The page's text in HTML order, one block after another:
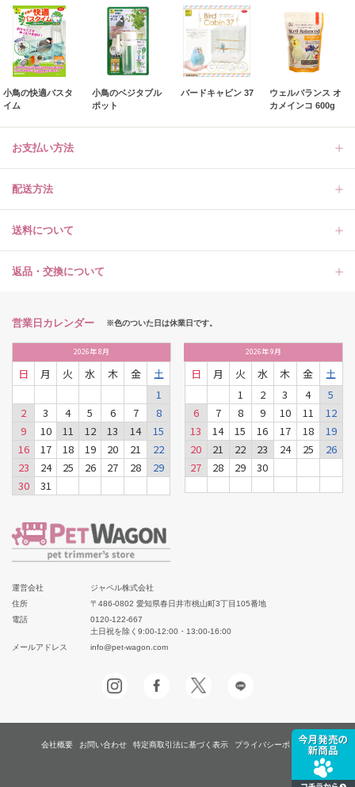
小鳥の快適バスタ
イム
小鳥のベジタブル
ポット
バードキャビン 37
ウェルバランス オ
カメインコ 600g
お支払い方法
配送方法
送料について
返品・交換について
営業日カレンダー ※色のついた日は休業日です。
2026年8月
日 月 火 水 木 金
土
1
2
3 4 5 6 7
8
9
10 11 12 13 14
15
16
17 18 19 20 21
22
23
24 25 26 27 28
29
30
31
2026年9月
日 月 火 水 木 金
土
1
2 3 4
5
6
7 8 9 10 11
12
13
14 15 16 17 18
19
20
21 22 23 24 25
26
27
28 29 30
運営会社
ジャペル株式会社
住所
〒486-0802 愛知県春日井市桃山町3丁目105番地
電話
0120-122-667
土日祝を除く9:00-12:00・13:00-16:00
メールアドレス
info@pet-wagon.com
会社概要 お問い合わせ 特定商取引法に基づく表示 プライバシーポリシー